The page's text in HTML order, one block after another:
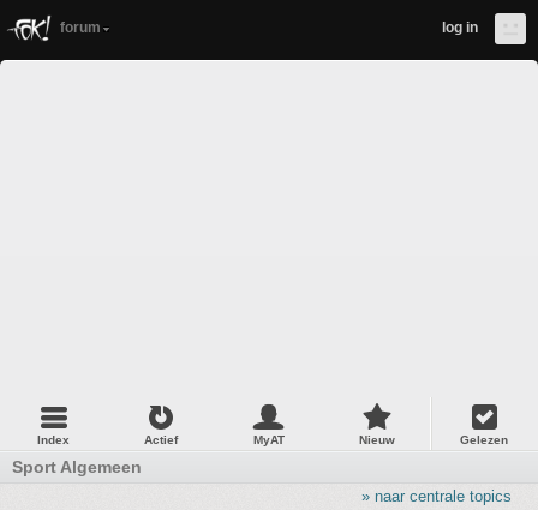
forum log in
Index Actief MyAT Nieuw Gelezen
Sport Algemeen
» naar centrale topics